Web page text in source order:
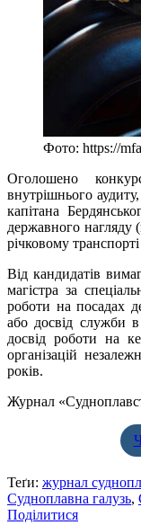
Фото: https://
Оголошено
внутрішнього
капітана
державного нагляду
річковому транспорті
Від кандидатів
магістра за
роботи на посадах
або досвід служби
досвід роботи на
організацій
років.
Журнал
Теґи: журнал
Судноплавна галузь,
Поділитися